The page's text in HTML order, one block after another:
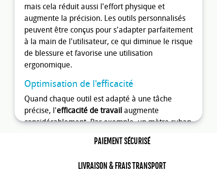
mais cela réduit aussi l'effort physique et
augmente la précision. Les outils personnalisés
peuvent être conçus pour s'adapter parfaitement
à la main de l'utilisateur, ce qui diminue le risque
de blessure et favorise une utilisation
ergonomique.
Optimisation de l'efficacité
Quand chaque outil est adapté à une tâche
précise, l'efficacité de travail augmente
considérablement. Par exemple, un mètre ruban
spécifiques nécessaires pour certaines
modifié peut permettre une prise plus sûre ou
PAIEMENT SÉCURISÉ
LIVRAISON & FRAIS TRANSPORT